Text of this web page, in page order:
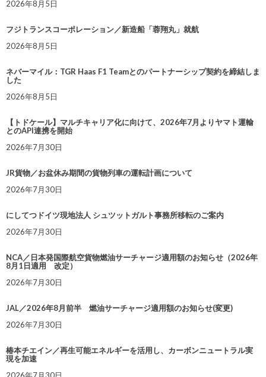
2026年8月5日
フジトランスコーポレーション／新造船「蓉翔丸」就航
2026年8月5日
ネバーマイル：TGR Haas F1 Teamとのパートナーシップ契約を締結しま
した
2026年8月5日
【トドケール】マルチキャリア化に向けて、2026年7月よりヤマト運輸
とのAPI連携を開始
2026年7月30日
JR貨物／お盆休み期間の貨物列車の運転計画について
2026年7月30日
にしてつドイツ現地法人 シュツットガルト事務所移転のご案内
2026年7月30日
NCA／日本発国際航空貨物燃油サーチャージ適用額のお知らせ（2026年
8月1日適用 改定）
2026年7月30日
JAL／2026年8月前半 燃油サーチャージ適用額のお知らせ(変更)
2026年7月30日
椿本チエイン／再生可能エネルギーを活用し、カーボンニュートラル実
現を加速